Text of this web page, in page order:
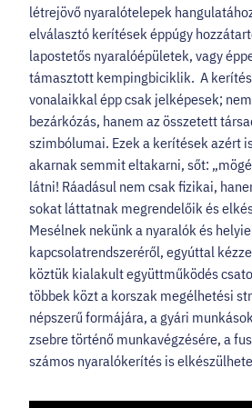
létrejövő nyaralótelepek
elválasztó kerítések éppúgy
lapostetős nyaralóépületek, vagy
támasztott kempingbiciklik. A
vonalaikkal épp csak jelképesek;
bezárkózás, hanem az összetett
szimbólumai. Ezek a kerítések azért
akarnak semmit eltakarni, sőt:
látni! Ráadásul nem csak fizikai,
sokat láttatnak megrendelőik és
Mesélnek nekünk a nyaralók és
kapcsolatrendszeréről, egyúttal
köztük kialakult együttműködés
többek közt a korszak megélhetési
népszerű formájára, a gyári
zsebre történő munkavégzésére, a
számos nyaralókerítés is